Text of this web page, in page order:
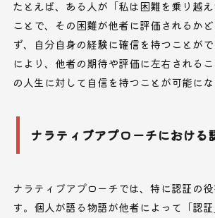
たとえば、ある人が「私は困難を乗り越
ことで、その困難が他者に評価されるか
ず、自分自身の経験に確信を持つことが
により、他者の期待や評価に左右される
の人生に対して自信を持つことが可能にな
ナラティブアプローチにおける
ナラティブアプローチでは、特に認証の
す。個人が語る物語が他者によって「認証